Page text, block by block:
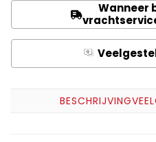
Wanneer
Q
BESCHRIJVING